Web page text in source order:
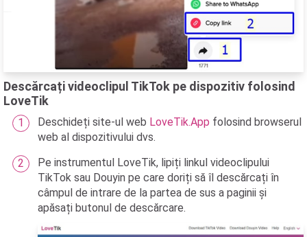
Descărcați videoclipul TikTok pe dispozitiv folosind
LoveTik
Deschideți site-ul web LoveTik.App folosind browserul
web al dispozitivului dvs.
Pe instrumentul LoveTik, lipiți linkul videoclipului
TikTok sau Douyin pe care doriți să îl descărcați în
câmpul de intrare de la partea de sus a paginii și
apăsați butonul de descărcare.